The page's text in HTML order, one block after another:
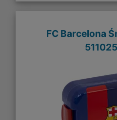
FC Barcelona